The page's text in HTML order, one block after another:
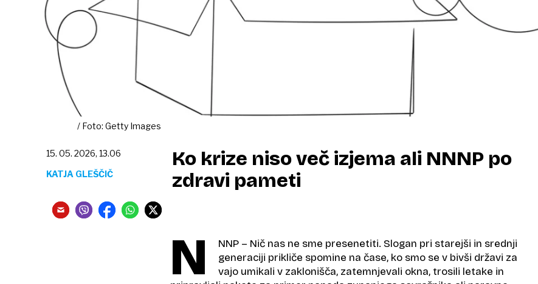
/ Foto: Getty Images
Ko krize niso več izjema ali NNNP po
zdravi pameti
15. 05. 2026, 13.06
KATJA GLEŠČIČ
N
NNP – Nič nas ne sme presenetiti. Slogan pri starejši in srednji
generaciji prikliče spomine na čase, ko smo se v bivši državi za
vajo umikali v zaklonišča, zatemnjevali okna, trosili letake in